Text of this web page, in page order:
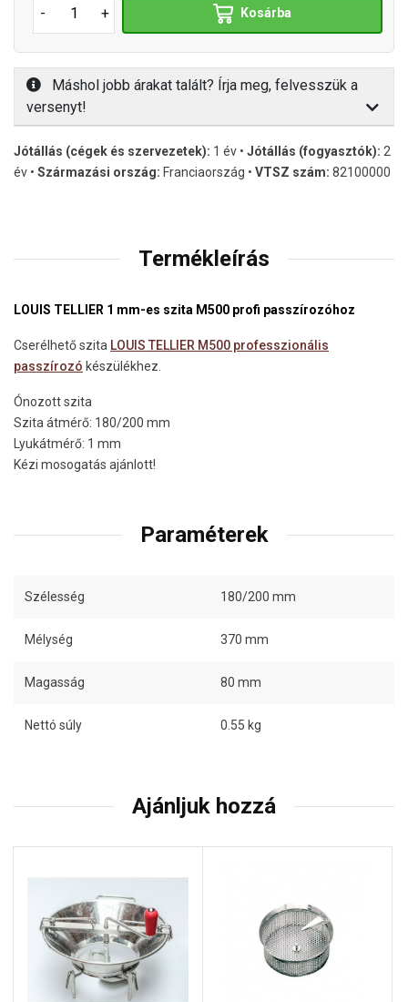
- + Kosárba
Máshol jobb árakat talált? Írja meg, felvesszük a
versenyt!
Jótállás (cégek és szervezetek): 1 év • Jótállás (fogyasztók): 2
év • Származási ország: Franciaország • VTSZ szám: 82100000
Termékleírás
LOUIS TELLIER 1 mm-es szita M500 profi passzírozóhoz
Cserélhető szita LOUIS TELLIER M500 professzionális
passzírozó készülékhez.
Ónozott szita
Szita átmérő: 180/200 mm
Lyukátmérő: 1 mm
Kézi mosogatás ajánlott!
Paraméterek
Szélesség 180/200 mm
Mélység 370 mm
Magasság 80 mm
Nettó súly 0.55 kg
Ajánljuk hozzá